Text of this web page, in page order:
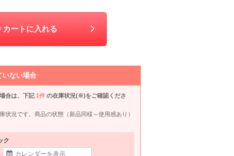
カートに入れる
いない場合
合は、下記1件 の在庫状況(※)をご確認くださ
況です。商品の状態（新品同様～使用感あり）
ク
noir CHOPIN